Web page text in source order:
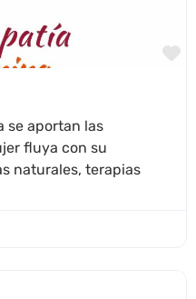
se aportan las
fluya con su
naturales, terapias